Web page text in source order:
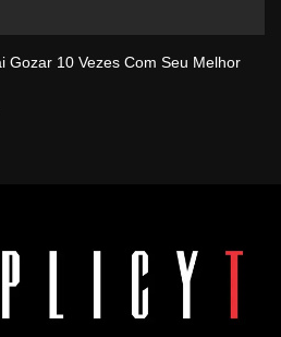
Gozar 10 Vezes Com Seu Melhor